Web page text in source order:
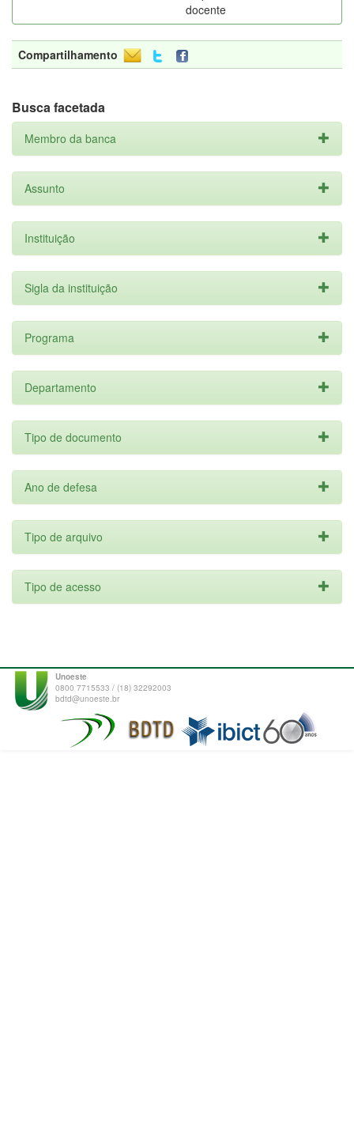
docente
Compartilhamento
Busca facetada
Membro da banca
Assunto
Instituição
Sigla da instituição
Programa
Departamento
Tipo de documento
Ano de defesa
Tipo de arquivo
Tipo de acesso
Unoeste
0800 7715533 / (18) 32292003
bdtd@unoeste.br